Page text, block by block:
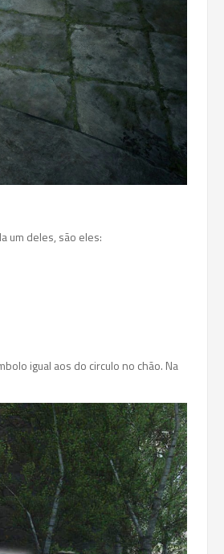
um deles, são eles:
igual aos do circulo no chão. Na